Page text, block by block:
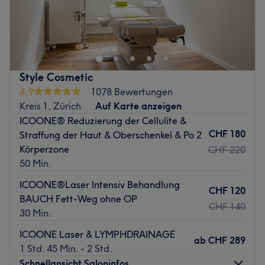
Willkommen in der Maison Beauty Lounge
Bei uns stehen Schönheit, Wohlbefinden und höchste
Qualität im Mittelpunkt. Unser professionelles Team freut
sich darauf, Sie in einer entspannten und exclusiven
Atmosphäre zu verwöhnen.
Entdecken Sie unser exklusives Angebot mit
professionellen Gesichtsbehandlungen, medizinischer
Kosmetik, dauerhafter Haarentfernung mit Diodenlaser,
LPG Endermologie, EM Shape X Bodyforming, Vacuslim
Augenbrauenstyling und Coiffeur-Dienstleistungen für
Damen und Herren.
Marken und Technologien wie LPG®, EM Shape X®,
Mesoestetic®, BioRePeel®, OPI®, JoliFill® , Vacuslim 48,
Style Cosmetic
4.9
1078 Bewertungen
Kreis 1, Zürich
Auf Karte anzeigen
ICOONE® Reduzierung der Cellulite &
Straffung der Haut & Oberschenkel & Po 2
Körperzone
50 Min.
CHF 180
CHF 220
ICOONE®Laser Intensiv Behandlung
BAUCH Fett-Weg ohne OP
30 Min.
CHF 120
CHF 140
ICOONE Laser & LYMPHDRAINAGE
1 Std. 45 Min. - 2 Std.
ab CHF 289